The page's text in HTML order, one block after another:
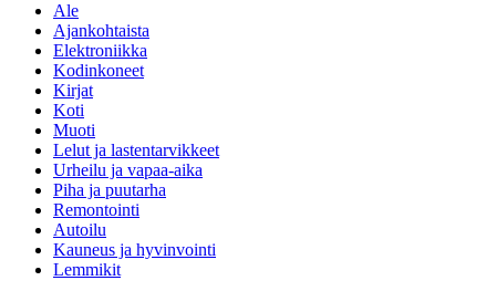
Ale
Ajankohtaista
Elektroniikka
Kodinkoneet
Kirjat
Koti
Muoti
Lelut ja lastentarvikkeet
Urheilu ja vapaa-aika
Piha ja puutarha
Remontointi
Autoilu
Kauneus ja hyvinvointi
Lemmikit